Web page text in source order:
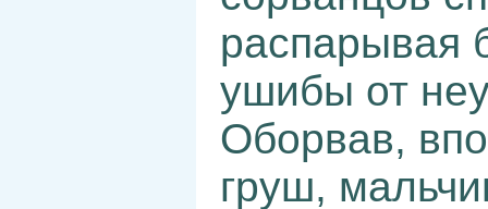
распарывая
ушибы от
Оборвав,
груш,